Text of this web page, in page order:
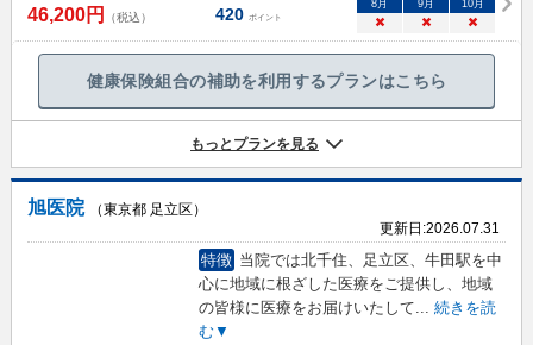
46,200円 （税込） 420 ポイント
8月 9月 10月
× × ×
健康保険組合の補助を利用するプランはこちら
もっとプランを見る
旭医院
（東京都 足立区）
更新日:2026.07.31
特徴 当院では北千住、足立区、牛田駅を中
心に地域に根ざした医療をご提供し、地域
の皆様に医療をお届けいたして
続きを読
む▼